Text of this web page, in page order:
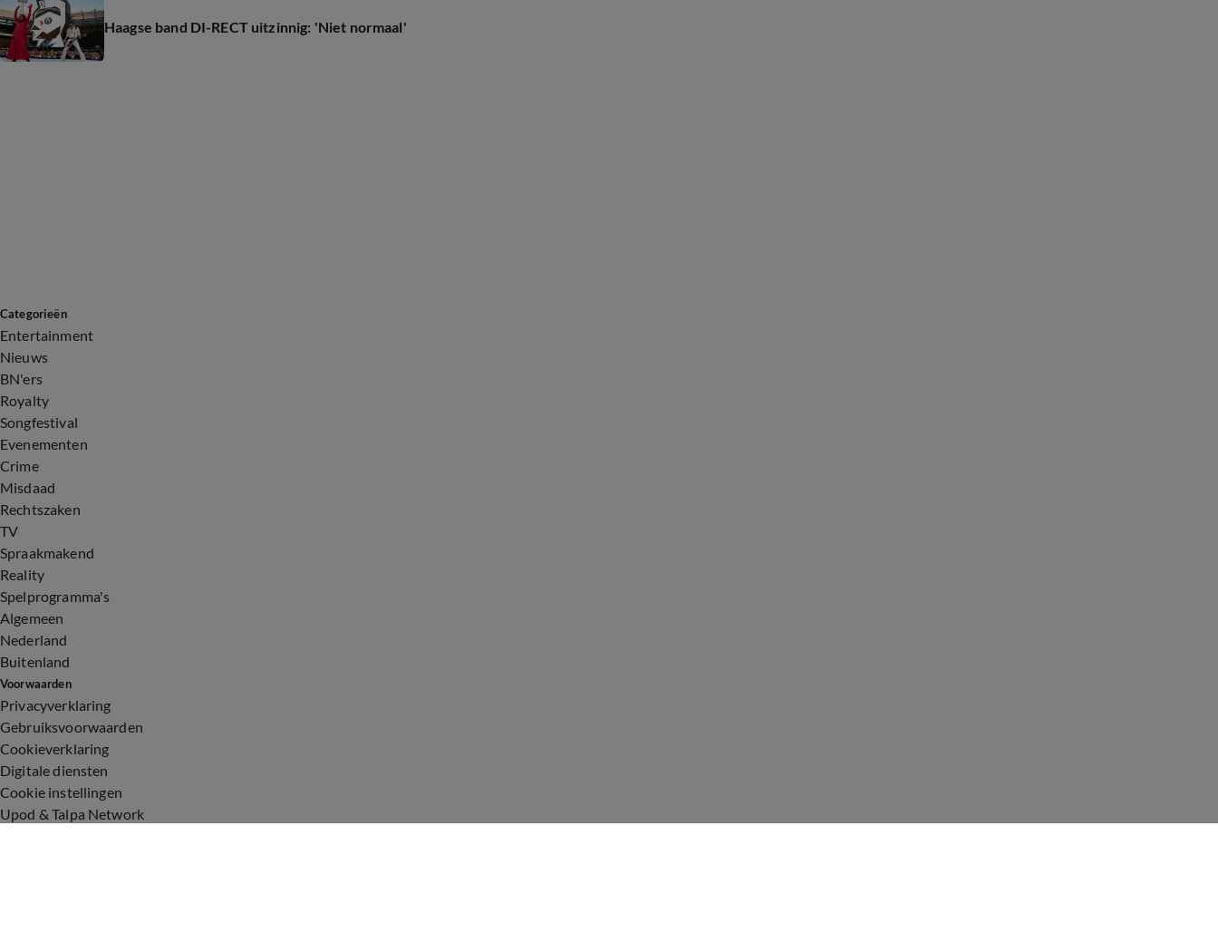
Haagse band DI-RECT uitzinnig: 'Niet normaal'
Categorieën
Entertainment
Nieuws
BN'ers
Royalty
Songfestival
Evenementen
Crime
Misdaad
Rechtszaken
TV
Spraakmakend
Reality
Spelprogramma's
Algemeen
Nederland
Buitenland
Voorwaarden
Privacyverklaring
Gebruiksvoorwaarden
Cookieverklaring
Digitale diensten
Cookie instellingen
Upod & Talpa Network